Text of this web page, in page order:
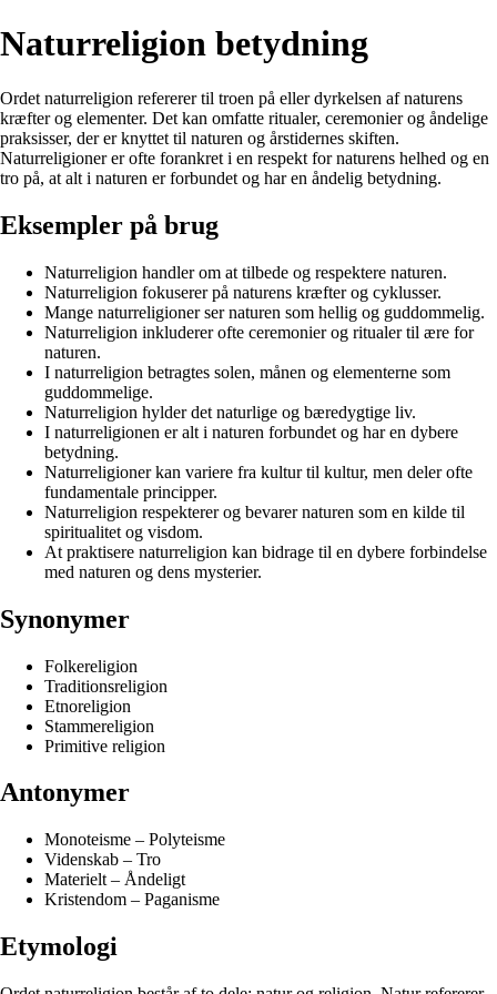
Naturreligion betydning
Ordet naturreligion refererer til troen på eller dyrkelsen af naturens
kræfter og elementer. Det kan omfatte ritualer, ceremonier og åndelige
praksisser, der er knyttet til naturen og årstidernes skiften.
Naturreligioner er ofte forankret i en respekt for naturens helhed og en
tro på, at alt i naturen er forbundet og har en åndelig betydning.
Eksempler på brug
Naturreligion handler om at tilbede og respektere naturen.
Naturreligion fokuserer på naturens kræfter og cyklusser.
Mange naturreligioner ser naturen som hellig og guddommelig.
Naturreligion inkluderer ofte ceremonier og ritualer til ære for
naturen.
I naturreligion betragtes solen, månen og elementerne som
guddommelige.
Naturreligion hylder det naturlige og bæredygtige liv.
I naturreligionen er alt i naturen forbundet og har en dybere
betydning.
Naturreligioner kan variere fra kultur til kultur, men deler ofte
fundamentale principper.
Naturreligion respekterer og bevarer naturen som en kilde til
spiritualitet og visdom.
At praktisere naturreligion kan bidrage til en dybere forbindelse
med naturen og dens mysterier.
Synonymer
Folkereligion
Traditionsreligion
Etnoreligion
Stammereligion
Primitive religion
Antonymer
Monoteisme – Polyteisme
Videnskab – Tro
Materielt – Åndeligt
Kristendom – Paganisme
Etymologi